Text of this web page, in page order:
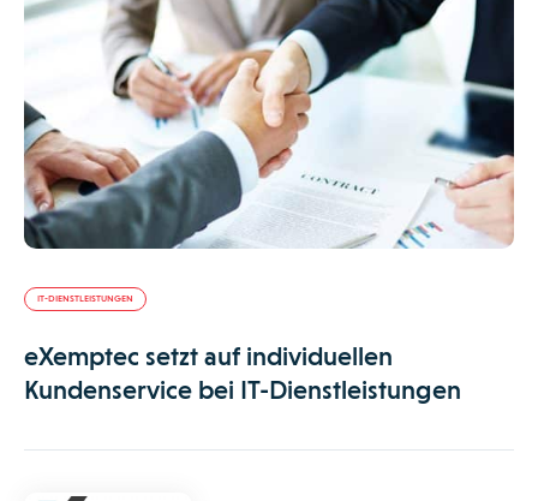
IT-DIENSTLEISTUNGEN
eXemptec setzt auf individuellen
Kundenservice bei IT-Dienstleistungen